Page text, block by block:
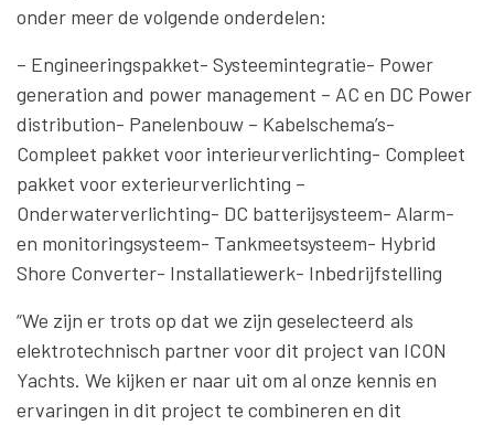
onder meer de volgende onderdelen:
– Engineeringspakket- Systeemintegratie- Power
generation and power management – AC en DC Power
distribution- Panelenbouw – Kabelschema’s-
Compleet pakket voor interieurverlichting- Compleet
pakket voor exterieurverlichting –
Onderwaterverlichting- DC batterijsysteem- Alarm-
en monitoringsysteem- Tankmeetsysteem- Hybrid
Shore Converter- Installatiewerk- Inbedrijfstelling
“We zijn er trots op dat we zijn geselecteerd als
elektrotechnisch partner voor dit project van ICON
Yachts. We kijken er naar uit om al onze kennis en
ervaringen in dit project te combineren en dit